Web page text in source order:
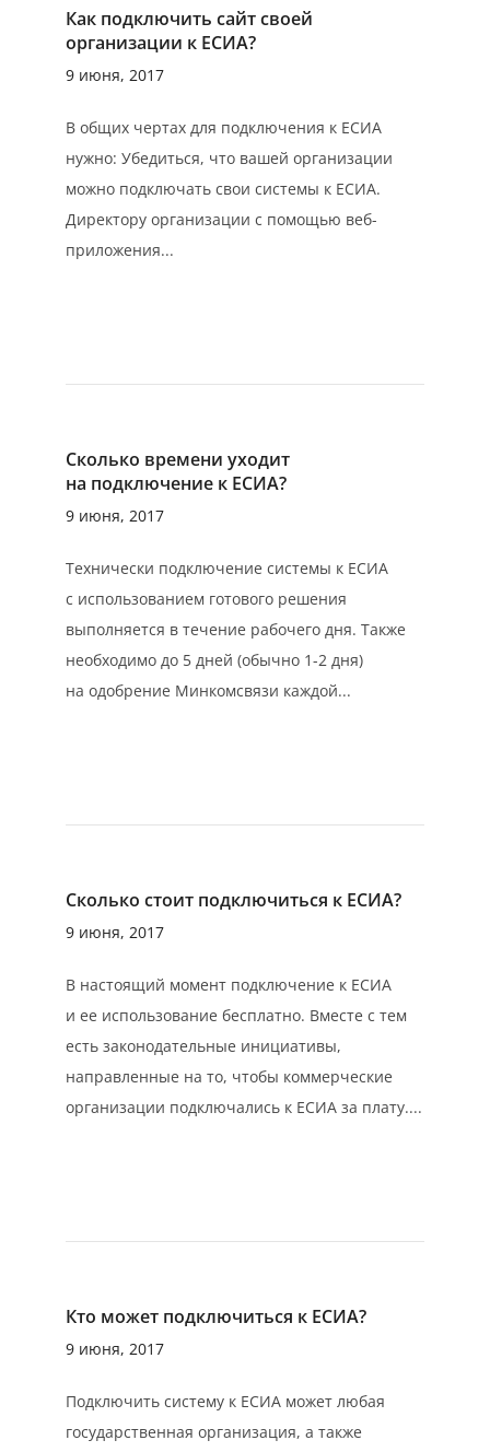
Как подключить сайт своей
организации к ЕСИА?
9 июня, 2017
В общих чертах для подключения к ЕСИА
нужно: Убедиться, что вашей организации
можно подключать свои системы к ЕСИА.
Директору организации с помощью веб-
приложения...
Сколько времени уходит
на подключение к ЕСИА?
9 июня, 2017
Технически подключение системы к ЕСИА
с использованием готового решения
выполняется в течение рабочего дня. Также
необходимо до 5 дней (обычно 1-2 дня)
на одобрение Минкомсвязи каждой...
Сколько стоит подключиться к ЕСИА?
9 июня, 2017
В настоящий момент подключение к ЕСИА
и ее использование бесплатно. Вместе с тем
есть законодательные инициативы,
направленные на то, чтобы коммерческие
организации подключались к ЕСИА за плату....
Кто может подключиться к ЕСИА?
9 июня, 2017
Подключить систему к ЕСИА может любая
государственная организация, а также